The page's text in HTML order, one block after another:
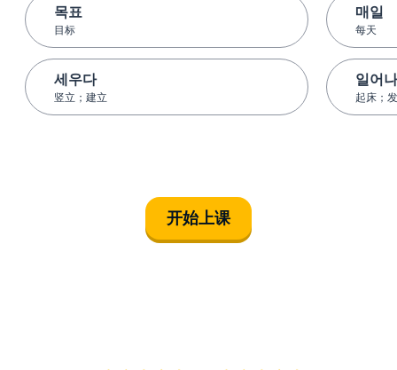
목표
目标
세우다
竖立；建立
매일
每天
일어
起床；
开始上课